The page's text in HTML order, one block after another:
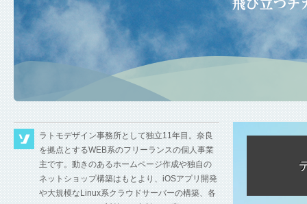
ラトモデザイン事務所として独立11年目。奈良
を拠点とするWEB系のフリーランスの個人事業
主です。動きのあるホームページ作成や独自の
ネットショップ構築はもとより、iOSアプリ開発
や大規模なLinux系クラウドサーバーの構築、各